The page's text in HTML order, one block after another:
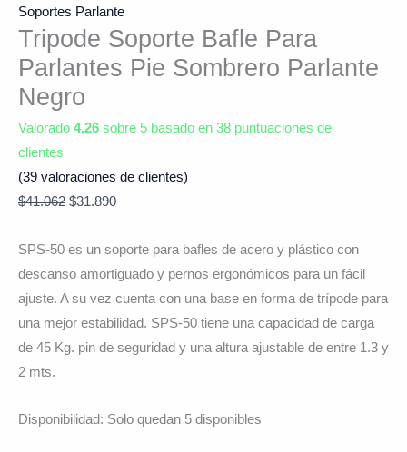
Soportes Parlante
Tripode Soporte Bafle Para
Parlantes Pie Sombrero Parlante
Negro
Valorado 4.26 sobre 5 basado en 38 puntuaciones de
clientes
(39 valoraciones de clientes)
$41.062 $31.890
SPS-50 es un soporte para bafles de acero y plástico con
descanso amortiguado y pernos ergonómicos para un fácil
ajuste. A su vez cuenta con una base en forma de trípode para
una mejor estabilidad. SPS-50 tiene una capacidad de carga
de 45 Kg. pin de seguridad y una altura ajustable de entre 1.3 y
2 mts.
Disponibilidad: Solo quedan 5 disponibles